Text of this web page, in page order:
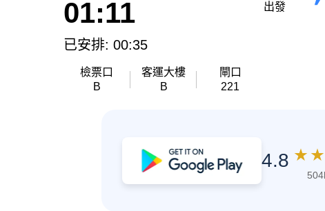
01:11
已安排: 00:35
檢票口
B
客運大樓
B
閘口
221
出發
4.8 ★ ★